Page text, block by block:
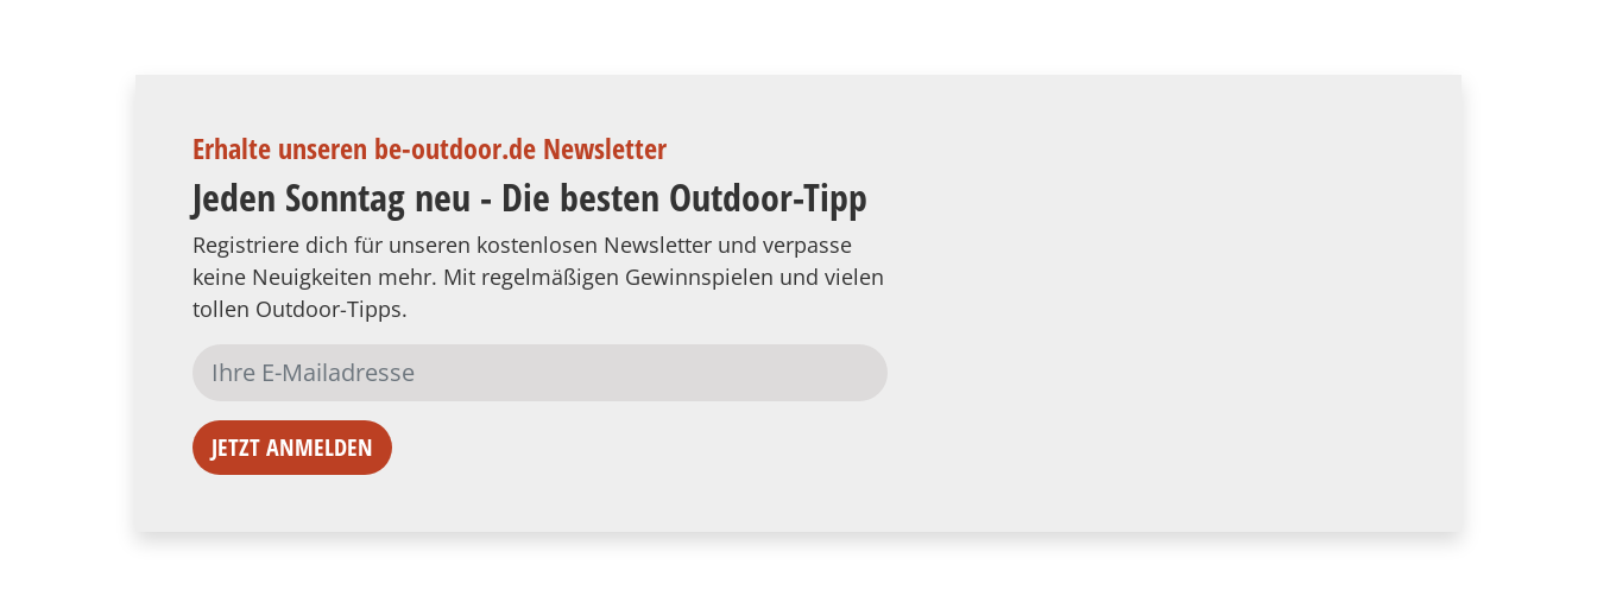
Erhalte unseren be-outdoor.de Newsletter
Jeden Sonntag neu - Die besten Outdoor-Tipp
Registriere dich für unseren kostenlosen Newsletter und verpasse
keine Neuigkeiten mehr. Mit regelmäßigen Gewinnspielen und vielen
tollen Outdoor-Tipps.
JETZT ANMELDEN